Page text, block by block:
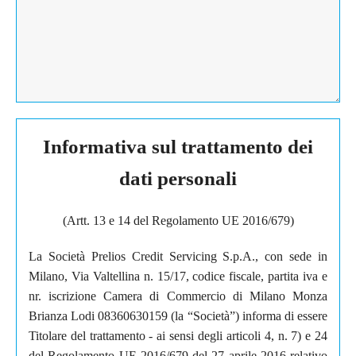
Informativa sul trattamento dei
dati personali
(Artt. 13 e 14 del Regolamento UE 2016/679)
La Società Prelios Credit Servicing S.p.A., con sede in
Milano, Via Valtellina n. 15/17, codice fiscale, partita iva e
nr. iscrizione Camera di Commercio di Milano Monza
Brianza Lodi 08360630159 (la “Società”) informa di essere
Titolare del trattamento - ai sensi degli articoli 4, n. 7) e 24